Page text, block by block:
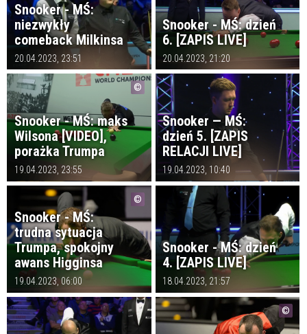
Snooker - MŚ:
niezwykły
comeback Milkinsa
20.04.2023, 23:51
Snooker - MŚ: dzień
6. [ZAPIS LIVE]
20.04.2023, 21:20
Snooker - MŚ: maks
Wilsona [VIDEO],
porażka Trumpa
19.04.2023, 23:55
Snooker — MŚ:
dzień 5. [ZAPIS
RELACJI LIVE]
19.04.2023, 10:40
Snooker - MŚ:
trudna sytuacja
Trumpa, spokojny
awans Higginsa
19.04.2023, 06:00
Snooker - MŚ: dzień
4. [ZAPIS LIVE]
18.04.2023, 21:57